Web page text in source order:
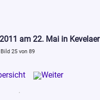
am 22. Mai in Kevelaer
Bild 25 von 89